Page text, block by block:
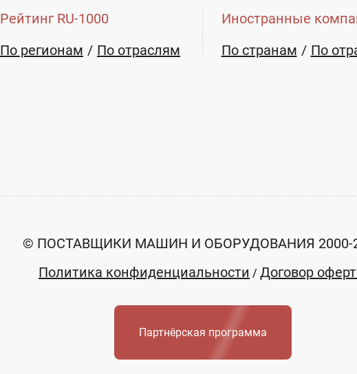
Рейтинг RU-1000
По регионам
По отраслям
Иностранные
По странам
По
© ПОСТАВЩИКИ МАШИН И ОБОРУДОВАНИЯ 2000-
Политика конфиденциальности / Договор
Партнёрская программа